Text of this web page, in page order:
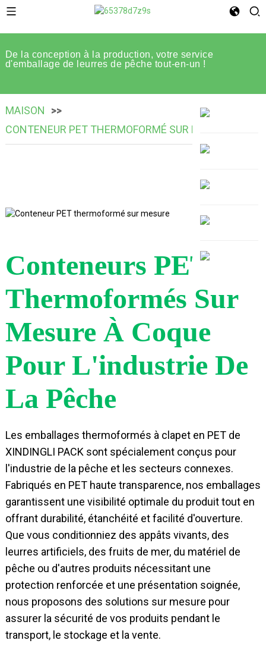
De la conception à la production, votre service
d'emballage de leurres de pêche tout-en-un !
MAISON
CONTENEUR PET THERMOFORMÉ SUR MESURE
Conteneurs PET
Thermoformés Sur
Mesure À Coque
Pour L'industrie De
La Pêche
Les emballages thermoformés à clapet en PET de
XINDINGLI PACK sont spécialement conçus pour
l'industrie de la pêche et les secteurs connexes.
Fabriqués en PET haute transparence, nos emballages
garantissent une visibilité optimale du produit tout en
offrant durabilité, étanchéité et facilité d'ouverture.
Que vous conditionniez des appâts vivants, des
leurres artificiels, des fruits de mer, du matériel de
pêche ou d'autres produits nécessitant une
protection renforcée et une présentation soignée,
nous proposons des solutions sur mesure pour
assurer la sécurité de vos produits pendant le
transport, le stockage et la vente.